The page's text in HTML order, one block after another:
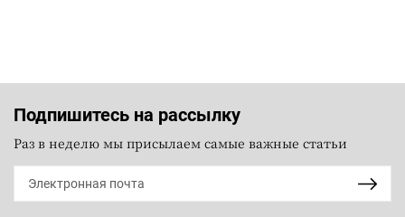
Подпишитесь на рассылку
Раз в неделю мы присылаем самые важные статьи